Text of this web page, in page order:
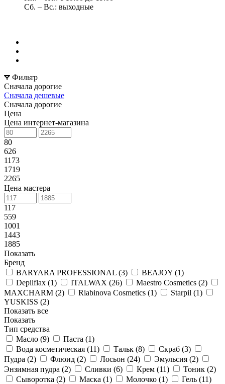
Сб. – Вс.: выходные
Фильтр
Сначала дорогие
Сначала дешевые
Сначала дорогие
Цена
Цена интернет-магазина
80
626
1173
1719
2265
Цена мастера
117
559
1001
1443
1885
Показать
Бренд
BARYARA PROFESSIONAL (3) BEAJOY (1)
Depilflax (1) ITALWAX (26) Maestro Cosmetics (2)
MAXCHARM (2) Riabinova Cosmetics (1) Starpil (1)
YUSKISS (2)
Показать все
Показать
Тип средства
Масло (9) Паста (1)
Вода косметическая (11) Тальк (8) Скраб (3)
Пудра (2) Флюид (2) Лосьон (24) Эмульсия (2)
Энзимная пудра (2) Сливки (6) Крем (11) Тоник (2)
Сыворотка (2) Маска (1) Молочко (1) Гель (11)